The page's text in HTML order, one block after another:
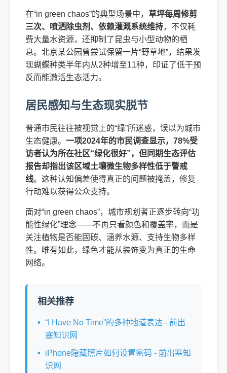
在“in green chaos”的典型场景中， 草坪每周修剪
三次、喷洒除虫剂、依赖灌溉系统维持，不仅耗
费大量水资源，还抑制了昆虫与小型动物的栖
息。北京某公园曾尝试保留一片“野草地”，结果发
现蝴蝶种类半年内从2种增至11种，印证了低干预
反而能激活生态活力。
居民感知与生态现实脱节
普通市民往往被视觉上的“绿”所迷惑，误以为城市
生态健康。 一项2024年的市民调查显示，78%受
访者认为所在社区“绿化很好”，但同期生态评估
报告却指出该区域土壤微生物多样性低于警戒
线。这种认知偏差使得真正的问题被掩盖，修复
行动难以获得公众支持。
面对“in green chaos”，城市规划者正逐步转向“功
能性绿化”理念——不再只看颜色和覆盖率，而是
关注植物是否能固碳、涵养水源、支持生物多样
性。唯有如此，绿色才能从装饰变为真正的生命
网络。
相关推荐
“I Have No Time”的多种地道表达 - 前出
塞知识网
iPhone隐藏照片如何设置密码 - 前出塞知
识网